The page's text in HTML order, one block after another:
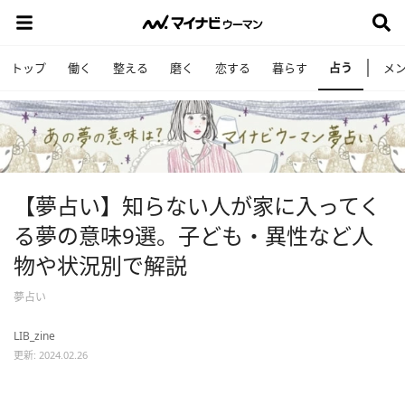
トップ 働く 整える 磨く 恋する 暮らす 占う メ
【夢占い】知らない人が家に入ってく
る夢の意味9選。子ども・異性など人
物や状況別で解説
夢占い
LIB_zine
更新: 2024.02.26